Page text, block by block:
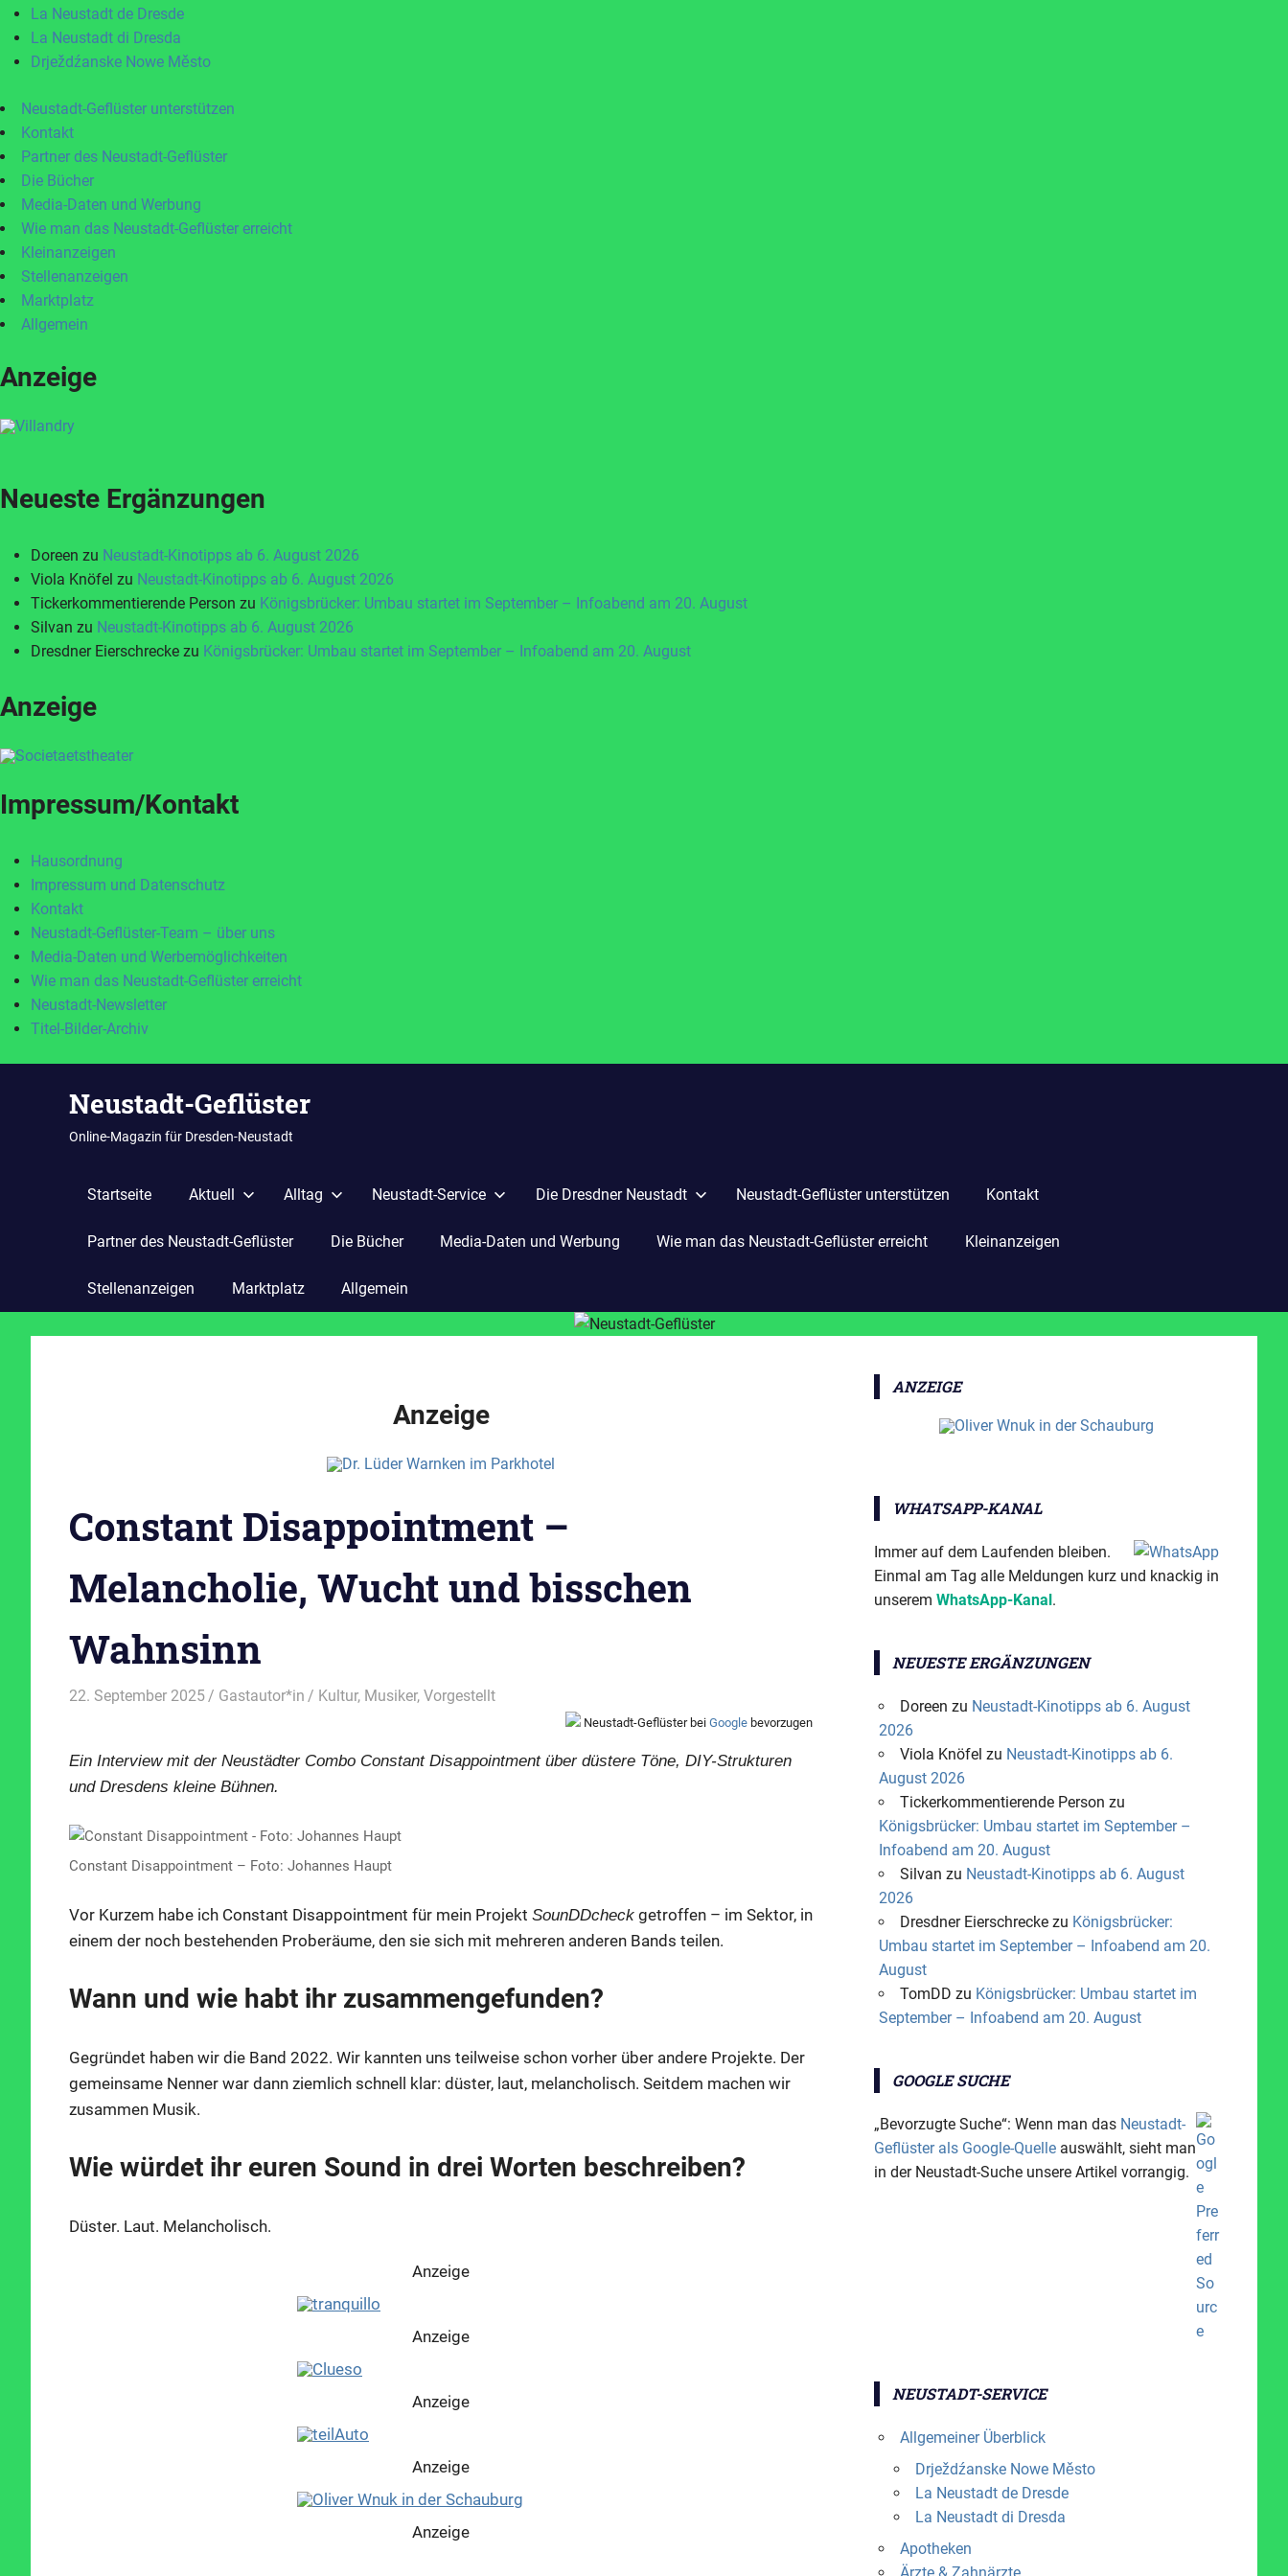
La Neustadt de Dresde
La Neustadt di Dresda
Drježdźanske Nowe Město
Neustadt-Geflüster unterstützen
Kontakt
Partner des Neustadt-Geflüster
Die Bücher
Media-Daten und Werbung
Wie man das Neustadt-Geflüster erreicht
Kleinanzeigen
Stellenanzeigen
Marktplatz
Allgemein
Anzeige
Neueste Ergänzungen
Doreen zu Neustadt-Kinotipps ab 6. August 2026
Viola Knöfel zu Neustadt-Kinotipps ab 6. August 2026
Tickerkommentierende Person zu Königsbrücker: Umbau startet im September – Infoabend am 20. August
Silvan zu Neustadt-Kinotipps ab 6. August 2026
Dresdner Eierschrecke zu Königsbrücker: Umbau startet im September – Infoabend am 20. August
Anzeige
Impressum/Kontakt
Hausordnung
Impressum und Datenschutz
Kontakt
Neustadt-Geflüster-Team – über uns
Media-Daten und Werbemöglichkeiten
Wie man das Neustadt-Geflüster erreicht
Neustadt-Newsletter
Titel-Bilder-Archiv
Neustadt-Geflüster
Online-Magazin für Dresden-Neustadt
Startseite Aktuell Alltag Neustadt-Service Die Dresdner Neustadt Neustadt-Geflüster unterstützen Kontakt
Partner des Neustadt-Geflüster Die Bücher Media-Daten und Werbung Wie man das Neustadt-Geflüster erreicht Kleinanzeigen
Stellenanzeigen Marktplatz Allgemein
Anzeige
Constant Disappointment –
Melancholie, Wucht und bisschen
Wahnsinn
22. September 2025 Gastautor*in Kultur, Musiker,Vorgestellt
Neustadt-Geflüster bei Google bevorzugen
Ein Interview mit der Neustädter Combo Constant Disappointment über düstere Töne, DIY-Strukturen
und Dresdens kleine Bühnen.
Constant Disappointment – Foto: Johannes Haupt
Vor Kurzem habe ich Constant Disappointment für mein Projekt SounDDcheck getroffen – im Sektor, in
einem der noch bestehenden Proberäume, den sie sich mit mehreren anderen Bands teilen.
Wann und wie habt ihr zusammengefunden?
Gegründet haben wir die Band 2022. Wir kannten uns teilweise schon vorher über andere Projekte. Der
gemeinsame Nenner war dann ziemlich schnell klar: düster, laut, melancholisch. Seitdem machen wir
zusammen Musik.
Wie würdet ihr euren Sound in drei Worten beschreiben?
Düster. Laut. Melancholisch.
Anzeige
Anzeige
Anzeige
Anzeige
Anzeige
ANZEIGE
WHATSAPP-KANAL
Immer auf dem Laufenden bleiben.
Einmal am Tag alle Meldungen kurz und knackig in
unserem WhatsApp-Kanal.
NEUESTE ERGÄNZUNGEN
Doreen zu Neustadt-Kinotipps ab 6. August
2026
Viola Knöfel zu Neustadt-Kinotipps ab 6.
August 2026
Tickerkommentierende Person zu
Königsbrücker: Umbau startet im September –
Infoabend am 20. August
Silvan zu Neustadt-Kinotipps ab 6. August
2026
Dresdner Eierschreckezu Königsbrücker:
Umbau startet im September – Infoabend am 20.
August
TomDD zu Königsbrücker: Umbau startet im
September – Infoabend am 20. August
GOOGLE SUCHE
„Bevorzugte Suche“: Wenn man das Neustadt-
Geflüster als Google-Quelle auswählt, sieht man
in der Neustadt-Suche unsere Artikel vorrangig.
NEUSTADT-SERVICE
Allgemeiner Überblick
Drježdźanske Nowe Město
La Neustadt de Dresde
La Neustadt di Dresda
Apotheken
Ärzte & Zahnärzte